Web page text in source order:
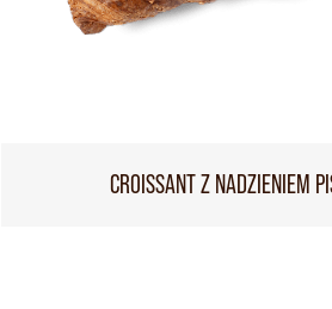
CROISSANT Z NADZIENIEM